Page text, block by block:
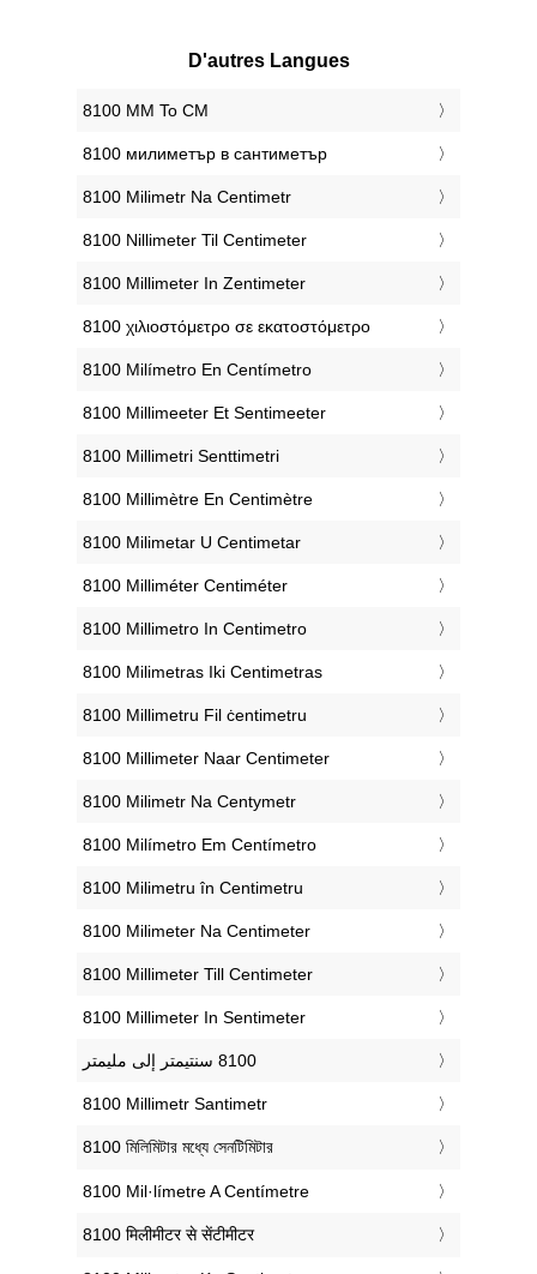
D'autres Langues
‎8100 MM To CM
‎8100 милиметър в сантиметър
‎8100 Milimetr Na Centimetr
‎8100 Nillimeter Til Centimeter
‎8100 Millimeter In Zentimeter
‎8100 χιλιοστόμετρο σε εκατοστόμετρο
‎8100 Milímetro En Centímetro
‎8100 Millimeeter Et Sentimeeter
‎8100 Millimetri Senttimetri
‎8100 Millimètre En Centimètre
‎8100 Milimetar U Centimetar
‎8100 Milliméter Centiméter
‎8100 Millimetro In Centimetro
‎8100 Milimetras Iki Centimetras
‎8100 Millimetru Fil ċentimetru
‎8100 Millimeter Naar Centimeter
‎8100 Milimetr Na Centymetr
‎8100 Milímetro Em Centímetro
‎8100 Milimetru în Centimetru
‎8100 Milimeter Na Centimeter
‎8100 Millimeter Till Centimeter
‎8100 Millimeter In Sentimeter
‎8100 Millimetr Santimetr
‎8100 মিলিমিটার মধ্যে সেনটিমিটার
‎8100 Mil·límetre A Centímetre
‎8100 मिलीमीटर से सेंटीमीटर